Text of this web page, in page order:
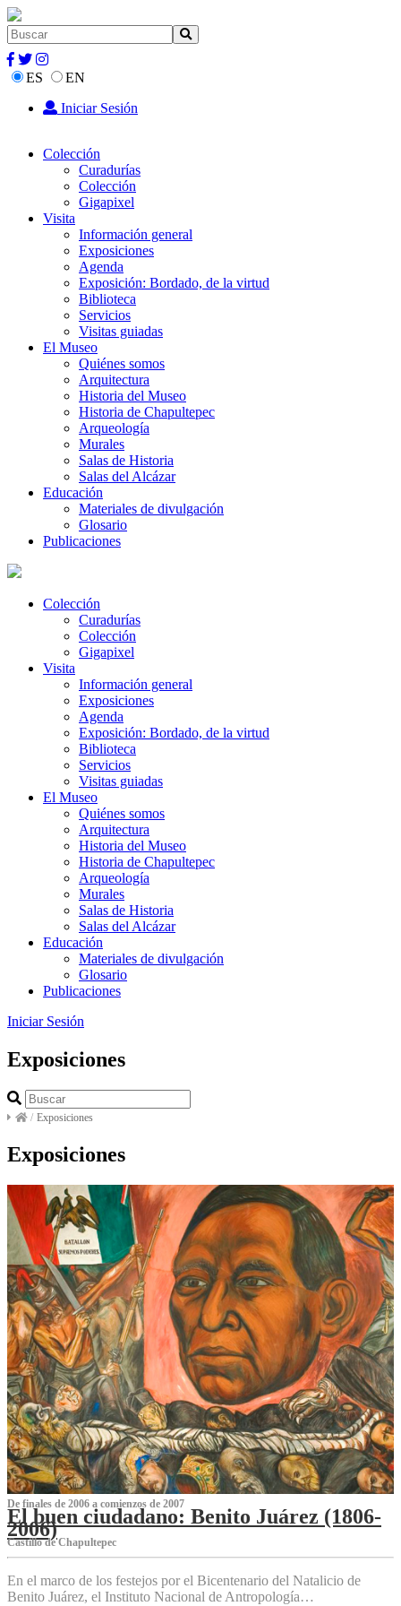
ES
EN
Iniciar Sesión
Colección
Curadurías
Colección
Gigapixel
Visita
Información general
Exposiciones
Agenda
Exposición: Bordado, de la virtud
Biblioteca
Servicios
Visitas guiadas
El Museo
Quiénes somos
Arquitectura
Historia del Museo
Historia de Chapultepec
Arqueología
Murales
Salas de Historia
Salas del Alcázar
Educación
Materiales de divulgación
Glosario
Publicaciones
Colección
Curadurías
Colección
Gigapixel
Visita
Información general
Exposiciones
Agenda
Exposición: Bordado, de la virtud
Biblioteca
Servicios
Visitas guiadas
El Museo
Quiénes somos
Arquitectura
Historia del Museo
Historia de Chapultepec
Arqueología
Murales
Salas de Historia
Salas del Alcázar
Educación
Materiales de divulgación
Glosario
Publicaciones
Iniciar Sesión
Exposiciones
/ Exposiciones
Exposiciones
De finales de 2006 a comienzos de 2007
El buen ciudadano: Benito Juárez (1806-
2006)
Castillo de Chapultepec
En el marco de los festejos por el Bicentenario del Natalicio de
Benito Juárez, el Instituto Nacional de Antropología…